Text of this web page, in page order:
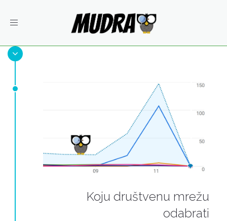
Toggle
Koju društvenu mrežu
odabrati